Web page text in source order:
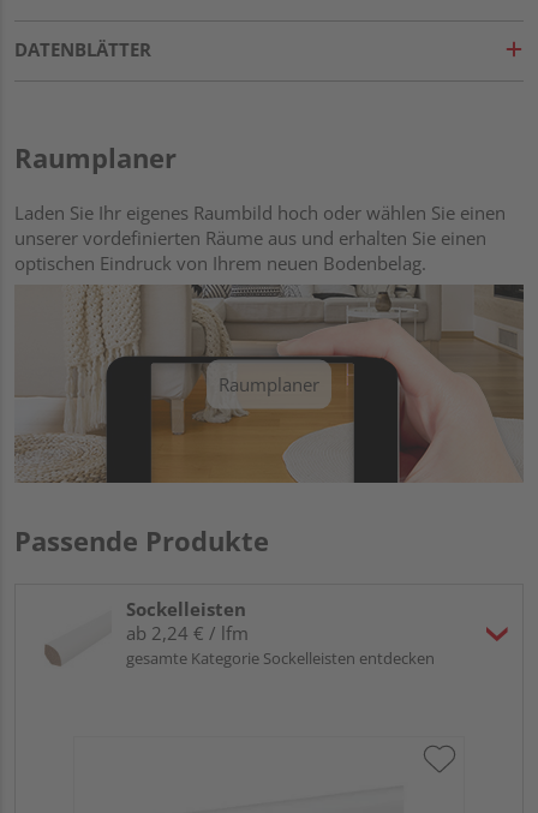
DATENBLÄTTER
Raumplaner
Laden Sie Ihr eigenes Raumbild hoch oder wählen Sie einen
unserer vordefinierten Räume aus und erhalten Sie einen
optischen Eindruck von Ihrem neuen Bodenbelag.
Raumplaner
Passende Produkte
Sockelleisten
ab 2,24 € / lfm
gesamte Kategorie Sockelleisten entdecken